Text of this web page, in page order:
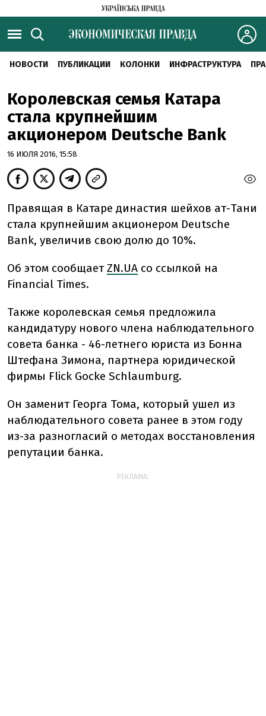
НОВОСТИ ПУБЛИКАЦИИ КОЛОНКИ ИНФРАСТРУКТУРА
Королевская семья Катара
стала крупнейшим
акционером Deutsche Bank
16 ИЮЛЯ 2016, 15:58
Правящая в Катаре династия шейхов ат-Тани
стала крупнейшим акционером Deutsche
Bank, увеличив свою долю до 10%.
Об этом сообщаетZN.UA со ссылкой на
Financial Times.
Также королевская семья предложила
кандидатуру нового члена наблюдательного
совета банка - 46-летнего юриста из Бонна
Штефана Зимона, партнера юридической
фирмы Flick Gocke Schlaumburg.
Он заменит Георга Тома, который ушел из
наблюдательного совета ранее в этом году
из-за разногласий о методах восстановления
репутации банка.
РЕКЛАМА: